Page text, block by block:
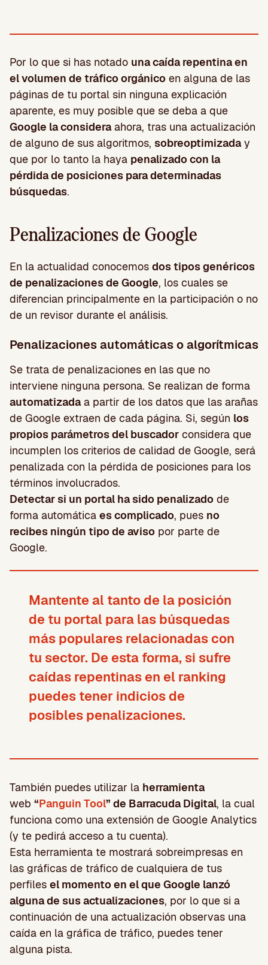
Por lo que si has notado una caída repentina en
el volumen de tráfico orgánico en alguna de las
páginas de tu portal sin ninguna explicación
aparente, es muy posible que se deba a que
Google la consideraahora, tras una actualización
de alguno de sus algoritmos, sobreoptimizaday
que por lo tanto la haya penalizado con la
pérdida de posiciones para determinadas
búsquedas.
Penalizaciones de Google
En la actualidad conocemos dos tipos genéricos
de penalizaciones de Google, los cuales se
diferencian principalmente en la participación o no
de un revisor durante el análisis.
Penalizaciones automáticas o algorítmicas
Se trata de penalizaciones en las que no
interviene ninguna persona. Se realizan de forma
automatizadaa partir de los datos que las arañas
de Google extraen de cada página. Si, según los
propios parámetros del buscador considera que
incumplen los criterios de calidad de Google, será
penalizada con la pérdida de posiciones para los
términos involucrados.
Detectar si un portal ha sido penalizado de
forma automática es complicado, pues no
recibes ningún tipo de aviso por parte de
Google.
Mantente al tanto de la posición
de tu portal para las búsquedas
más populares relacionadas con
tu sector. De esta forma, si sufre
caídas repentinas en el ranking
puedes tener indicios de
posibles penalizaciones.
También puedes utilizar la herramienta
web “Panguin Tool” de Barracuda Digital, la cual
funciona como una extensión de Google Analytics
(y te pedirá acceso a tu cuenta).
Esta herramienta te mostrará sobreimpresas en
las gráficas de tráfico de cualquiera de tus
perfiles el momento en el que Google lanzó
alguna de sus actualizaciones, por lo que si a
continuación de una actualización observas una
caída en la gráfica de tráfico, puedes tener
alguna pista.